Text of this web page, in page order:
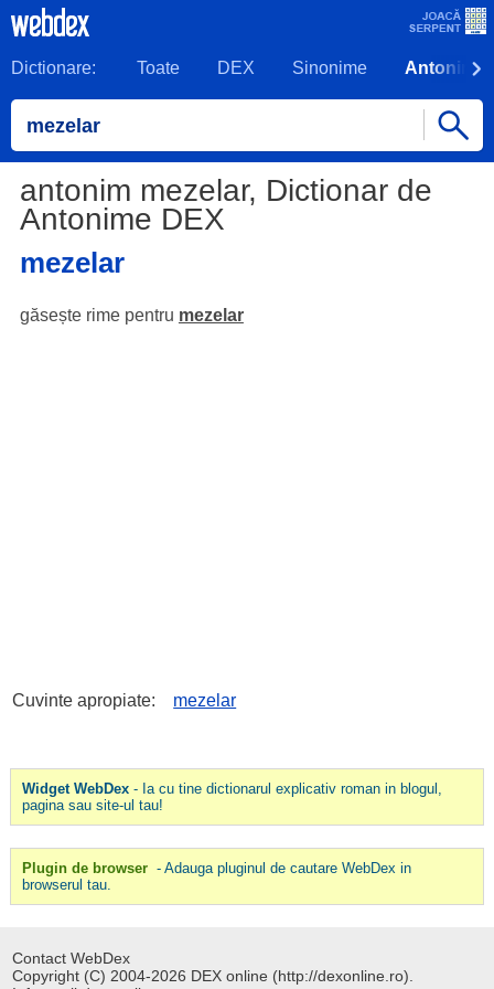
Dictionare: Toate DEX Sinonime Antonime
antonim mezelar, Dictionar de
Antonime DEX
mezelar
găsește rime pentru mezelar
Cuvinte apropiate: mezelar
Widget WebDex- Ia cu tine dictionarul explicativ roman in blogul,
pagina sau site-ul tau!
Plugin de browser - Adauga pluginul de cautare WebDex in
browserul tau.
Contact WebDex
Copyright (C) 2004-2026 DEX online (http://dexonline.ro).